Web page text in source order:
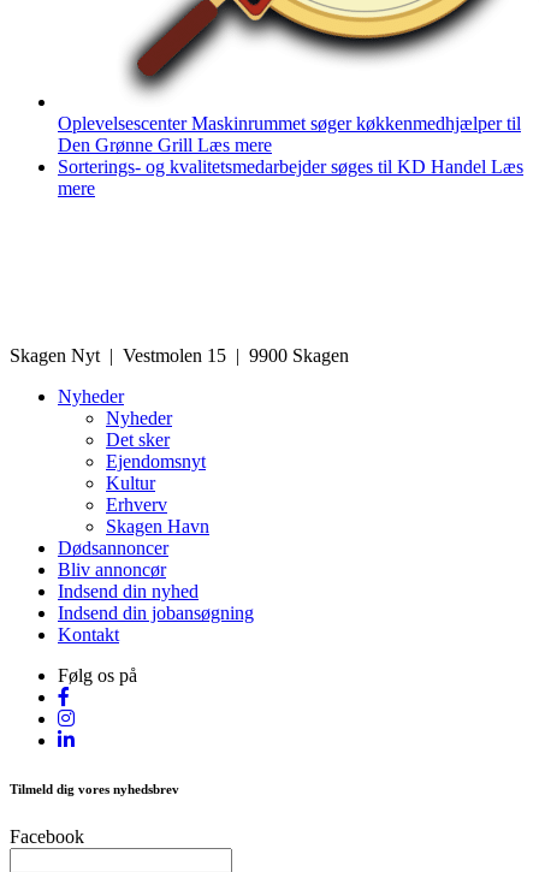
Oplevelsescenter Maskinrummet søger køkkenmedhjælper til
Den Grønne Grill Læs mere
Sorterings- og kvalitetsmedarbejder søges til KD Handel Læs
mere
Skagen Nyt | Vestmolen 15 | 9900 Skagen
Nyheder
Nyheder
Det sker
Ejendomsnyt
Kultur
Erhverv
Skagen Havn
Dødsannoncer
Bliv annoncør
Indsend din nyhed
Indsend din jobansøgning
Kontakt
Følg os på
Tilmeld dig vores nyhedsbrev
Facebook